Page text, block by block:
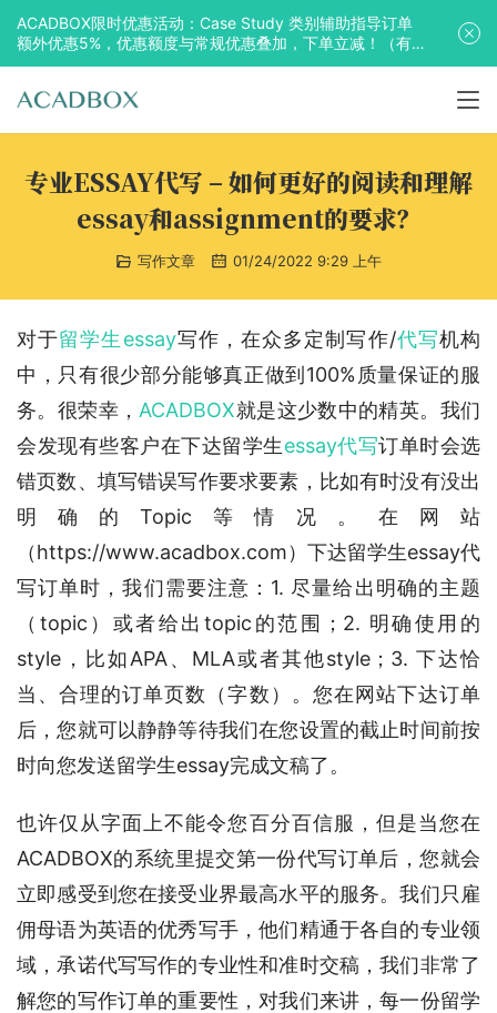
专业ESSAY代写 – 如何更好的阅读和理解
essay和assignment的要求？
写作文章 01/24/2022 9:29 上午
对于留学生essay写作，在众多定制写作/代写机构
中，只有很少部分能够真正做到100%质量保证的服
务。很荣幸， ACADBOX就是这少数中的精英。我们
会发现有些客户在下达留学生essay代写订单时会选
错页数、填写错误写作要求要素，比如有时没有没出
明确的Topic等情况。在网站
（https://www.acadbox.com）下达留学生essay代
写订单时，我们需要注意：1. 尽量给出明确的主题
（topic）或者给出topic的范围；2. 明确使用的
style，比如APA、MLA或者其他style；3. 下达恰
当、合理的订单页数（字数）。您在网站下达订单
后，您就可以静静等待我们在您设置的截止时间前按
时向您发送留学生essay完成文稿了。
也许仅从字面上不能令您百分百信服，但是当您在
ACADBOX的系统里提交第一份代写订单后，您就会
立即感受到您在接受业界最高水平的服务。我们只雇
佣母语为英语的优秀写手，他们精通于各自的专业领
域，承诺代写写作的专业性和准时交稿，我们非常了
解您的写作订单的重要性，对我们来讲，每一份留学
ACADBOX限时优惠活动：Case Study 类别辅助指导订单
额外优惠5%，优惠额度与常规优惠叠加，下单立减！（有
效期至2025年10月31日）